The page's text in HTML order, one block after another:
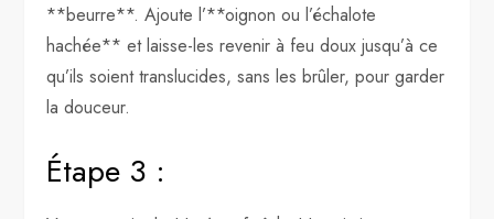
**beurre**. Ajoute l’**oignon ou l’échalote
hachée** et laisse-les revenir à feu doux jusqu’à ce
qu’ils soient translucides, sans les brûler, pour garder
la douceur.
Étape 3 :